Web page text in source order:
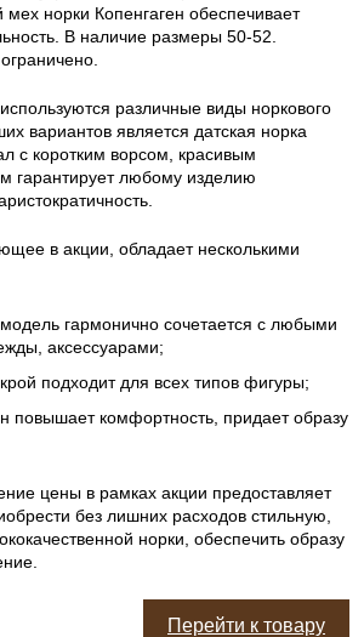
мех норки Копенгаген обеспечивает
В наличие размеры 50-52.
различные виды норкового
вариантов является датская норка
с коротким ворсом, красивым
гарантирует любому изделию
в акции, обладает несколькими
гармонично сочетается с любыми
аксессуарами;
подходит для всех типов фигуры;
повышает комфортность, придает образу
цены в рамках акции предоставляет
без лишних расходов стильную,
норки, обеспечить образу
Перейти к товару